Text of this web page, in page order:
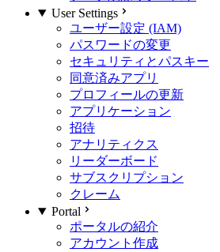
User Settings
ユーザー設定 (IAM)
パスワードの変更
セキュリティとパスキー
同意済みアプリ
プロフィールの更新
アプリケーション
招待
アナリティクス
リーダーボード
サブスクリプション
クレーム
Portal
ポータルの紹介
アカウント作成